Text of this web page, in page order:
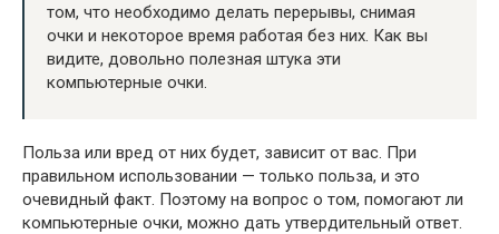
том, что необходимо делать перерывы, снимая
очки и некоторое время работая без них. Как вы
видите, довольно полезная штука эти
компьютерные очки.
Польза или вред от них будет, зависит от вас. При
правильном использовании — только польза, и это
очевидный факт. Поэтому на вопрос о том, помогают ли
компьютерные очки, можно дать утвердительный ответ.